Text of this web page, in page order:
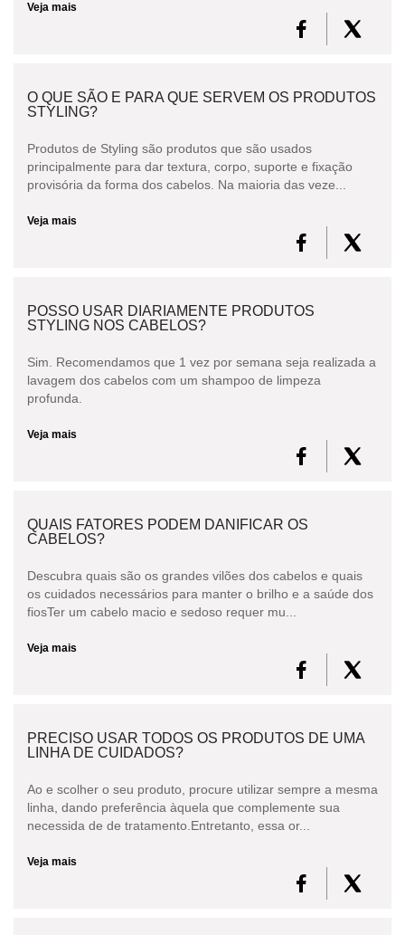
Veja mais
O QUE SÃO E PARA QUE SERVEM OS PRODUTOS
STYLING?
Produtos de Styling são produtos que são usados
principalmente para dar textura, corpo, suporte e fixação
provisória da forma dos cabelos. Na maioria das veze...
Veja mais
POSSO USAR DIARIAMENTE PRODUTOS
STYLING NOS CABELOS?
Sim. Recomendamos que 1 vez por semana seja realizada a
lavagem dos cabelos com um shampoo de limpeza
profunda.
Veja mais
QUAIS FATORES PODEM DANIFICAR OS
CABELOS?
Descubra quais são os grandes vilões dos cabelos e quais
os cuidados necessários para manter o brilho e a saúde dos
fiosTer um cabelo macio e sedoso requer mu...
Veja mais
PRECISO USAR TODOS OS PRODUTOS DE UMA
LINHA DE CUIDADOS?
Ao e scolher o seu produto, procure utilizar sempre a mesma
linha, dando preferência àquela que complemente sua
necessida de de tratamento.Entretanto, essa or...
Veja mais